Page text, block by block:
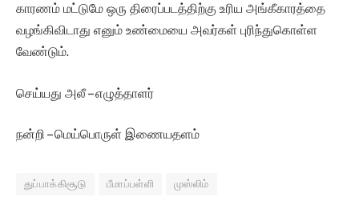
காரணம் மட்டுமே ஒரு திரைப்படத்திற்கு உரிய அங்கீகாரத்தை
வழங்கிவிடாது எனும் உண்மையை அவர்கள் புரிந்துகொள்ள
வேண்டும்.
செய்யது அலீ – எழுத்தாளர்
நன்றி – மெய்பொருள் இணையதளம்
துப்பாக்கிசூடு பீமாப்பள்ளி முஸ்லிம்